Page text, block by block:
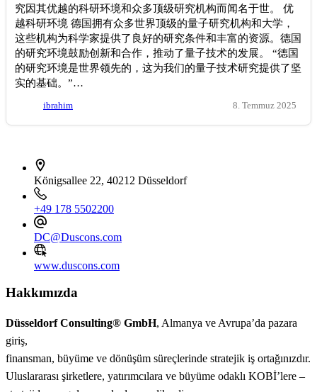
究因其优越的科研环境和众多顶级研究机构而闻名于世。 优
越科研环境 德国拥有众多世界顶级的量子研究机构和大学，
这些机构为科学家提供了良好的研究条件和丰富的资源。德国
的研究环境鼓励创新和合作，推动了量子技术的发展。 “德国
的研究环境是世界领先的，这为我们的量子技术研究提供了坚
实的基础。”…
ibrahim 8. Temmuz 2025
Königsallee 22, 40212 Düsseldorf
+49 178 5502200
DC@Duscons.com
www.duscons.com
Hakkımızda
Düsseldorf Consulting® GmbH, Almanya ve Avrupa’da pazara
giriş,
finansman, büyüme ve dönüşüm süreçlerinde stratejik iş ortağınızdır.
Uluslararası şirketlere, yatırımcılara ve büyüme odaklı KOBİ’lere –